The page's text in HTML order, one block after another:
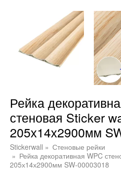
Рейка
стеновая Sticker
205х14х2900мм
Stickerwall
Стеновые рейки
Рейка декоративная WPC
205х14х2900мм SW-00003018